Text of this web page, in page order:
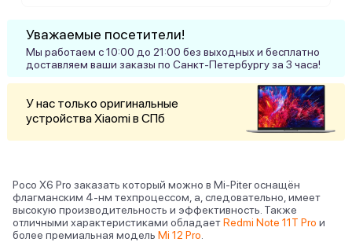
Уважаемые посетители!
Мы работаем с 10:00 до 21:00 без выходных и бесплатно
доставляем ваши заказы по Санкт-Петербургу за 3 часа!
У нас только оригинальные
устройства Xiaomi в СПб
Poco X6 Pro заказать который можно в Mi-Piter оснащён
флагманским 4-нм техпроцессом, а, следовательно, имеет
высокую производительность и эффективность. Также
отличными характеристиками обладаетRedmi Note 11T Pro и
более премиальная модель Mi 12 Pro